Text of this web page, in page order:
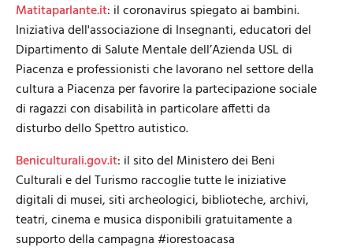
Matitaparlante.it: il coronavirus spiegato ai bambini.
Iniziativa dell'associazione di Insegnanti, educatori del
Dipartimento di Salute Mentale dell’Azienda USL di
Piacenza e professionisti che lavorano nel settore della
cultura a Piacenza per favorire la partecipazione sociale
di ragazzi con disabilità in particolare affetti da
disturbo dello Spettro autistico.
Beniculturali.gov.it: il sito del Ministero dei Beni
Culturali e del Turismo raccoglie tutte le iniziative
digitali di musei, siti archeologici, biblioteche, archivi,
teatri, cinema e musica disponibili gratuitamente a
supporto della campagna #iorestoacasa